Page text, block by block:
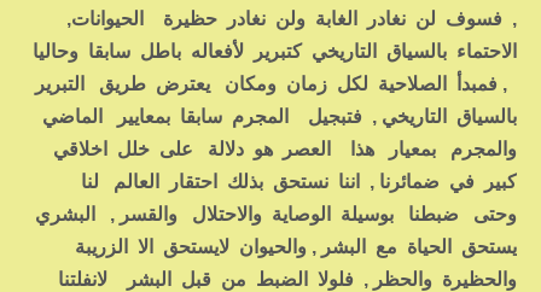
, فسوف لن نغادر الغابة ولن نغادر حظيرة الحيوانات,
الاحتماء بالسياق التاريخي كتبرير لأفعاله باطل سابقا وحاليا
, فمبدأ الصلاحية لكل زمان ومكان يعترض طريق التبرير
بالسياق التاريخي , فتبجيل المجرم سابقا بمعايير الماضي
والمجرم بمعيار هذا العصر هو دلالة على خلل اخلاقي
كبير في ضمائرنا , اننا نستحق بذلك احتقار العالم لنا
وحتى ضبطنا بوسيلة الوصاية والاحتلال والقسر , البشري
يستحق الحياة مع البشر , والحيوان لايستحق الا الزريبة
والحظيرة والحظر , فلولا الضبط من قبل البشر لانفلتنا